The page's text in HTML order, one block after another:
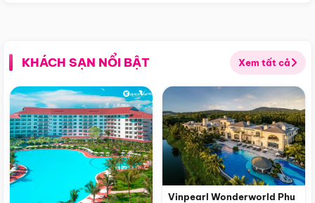
KHÁCH SẠN NỔI BẬT Xem tất cả
Vinpearl Wonderworld Phu